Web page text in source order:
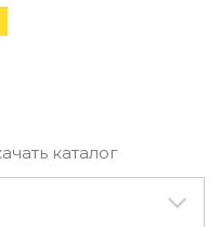
каталог